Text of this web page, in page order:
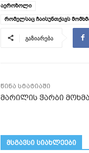
აეროზოლი
რომელსაც ჩაისუნთქავს
გაზიარება
წინა სტატიაში
მარილის ჭარბი
მსგავსი სიახლეები